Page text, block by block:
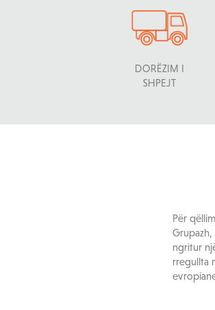
DORËZIM I
SHPEJT
Për
ngritur
rregullta